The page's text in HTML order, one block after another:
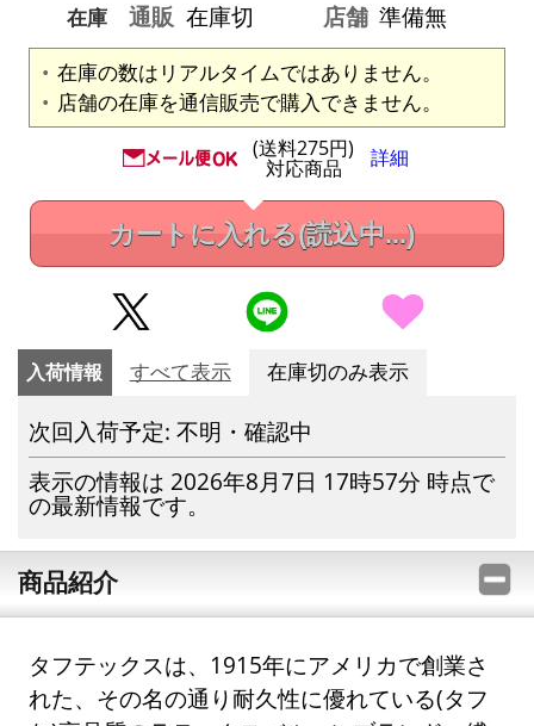
在庫
通販 在庫切 店舗 準備無
在庫の数はリアルタイムではありません。
店舗の在庫を通信販売で購入できません。
(送料275円)
対応商品 詳細
カートに入れる(読込中...)
入荷情報 すべて表示 在庫切のみ表示
次回入荷予定: 不明・確認中
表示の情報は 2026年8月7日 17時57分 時点で
の最新情報です。
商品紹介
タフテックスは、1915年にアメリカで創業さ
れた、その名の通り耐久性に優れている(タフ